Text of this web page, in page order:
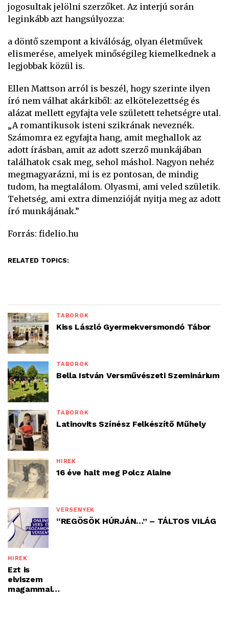
jogosultak jelölni szerzőket. Az interjú során
leginkább azt hangsúlyozza:
a döntő szempont a kiválóság, olyan életművek
elismerése, amelyek minőségileg kiemelkednek a
legjobbak közül is.
Ellen Mattson arról is beszél, hogy szerinte ilyen
író nem válhat akárkiből: az elkötelezettség és
alázat mellett egyfajta vele született tehetségre utal.
„A romantikusok isteni szikrának neveznék.
Számomra ez egyfajta hang, amit meghallok az
adott írásban, amit az adott szerző munkájában
találhatok csak meg, sehol máshol. Nagyon nehéz
megmagyarázni, mi is ez pontosan, de mindig
tudom, ha megtalálom. Olyasmi, ami veled születik.
Tehetség, ami extra dimenzióját nyitja meg az adott
író munkájának.”
Forrás: fidelio.hu
RELATED TOPICS:
TÁBOROK
Kiss László Gyermekversmondó Tábor
TÁBOROK
Bella István Versművészeti Szeminárium
TÁBOROK
Latinovits Színész Felkészítő Műhely
HÍREK
16 éve halt meg Polcz Alaine
VERSENYEK
“REGÖSÖK HÚRJÁN…” – TÁLTOS VILÁG
HÍREK
Ezt is
elviszem
magammal…